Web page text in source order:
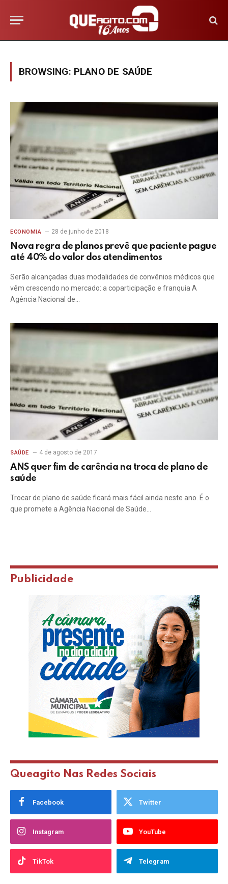
BROWSING: PLANO DE SAÚDE
ECONOMIA 28 de junho de 2018
Nova regra de planos prevê que paciente pague
até 40% do valor dos atendimentos
Serão alcançadas duas modalidades de convênios médicos que
vêm crescendo no mercado: a coparticipação e franquia A
Agência Nacional de…
SAÚDE 4 de agosto de 2017
ANS quer fim de carência na troca de plano de
saúde
Trocar de plano de saúde ficará mais fácil ainda neste ano. É o
que promete a Agência Nacional de Saúde…
Publicidade
Queagito Nas Redes Sociais
Facebook Twitter
Instagram YouTube
TikTok Telegram